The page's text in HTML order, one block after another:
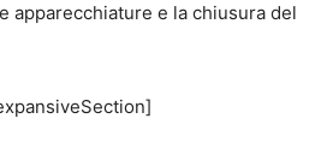
apparecchiature e la chiusura del